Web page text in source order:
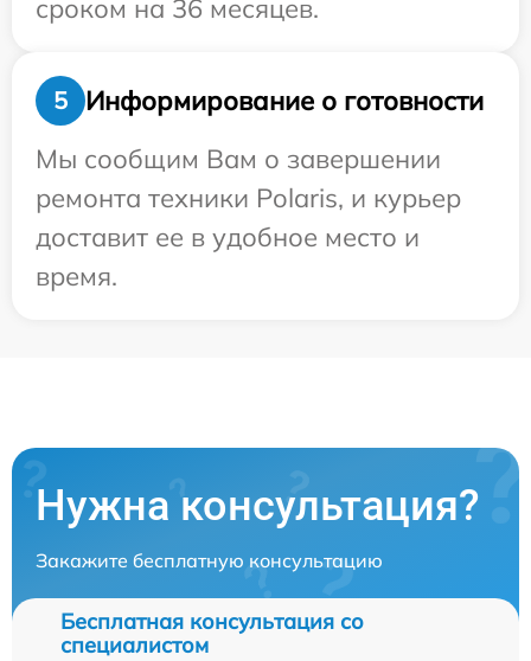
сроком на 36 месяцев.
5
Информирование о готовности
Мы сообщим Вам о завершении
ремонта техники Polaris, и курьер
доставит ее в удобное место и
время.
Нужна консультация?
Закажите бесплатную консультацию
Бесплатная консультация со
специалистом